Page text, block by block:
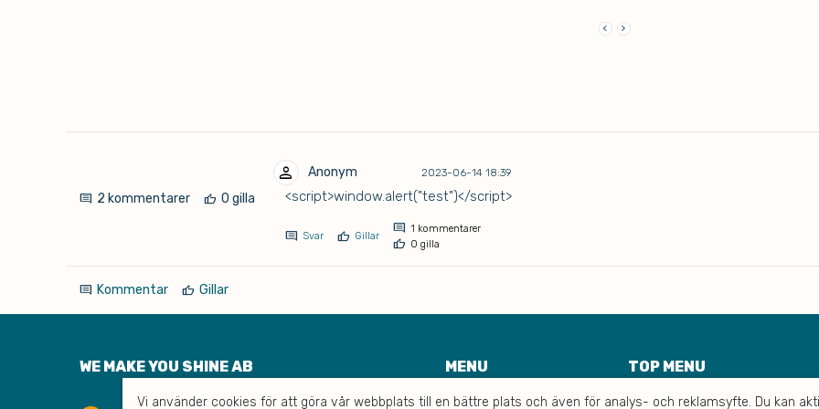
keyboard_arrow_left keyboard_arrow_right
comment 2 kommentarer thumb_up 0 gilla
person Anonym 2023-06-14 18:39
<script>window.alert("test")</script>
comment Svar thumb_up Gillar
comment 1 kommentarer
thumb_up 0 gilla
comment Kommentar thumb_up Gillar
WE MAKE YOU SHINE AB MENU TOP MENU
Vi använder cookies för att göra vår webbplats till en bättre plats och även för analys- och reklamsyfte. Du kan